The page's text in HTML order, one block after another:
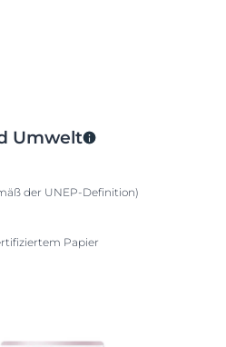
Umwelt
der UNEP-Definition)
Papier